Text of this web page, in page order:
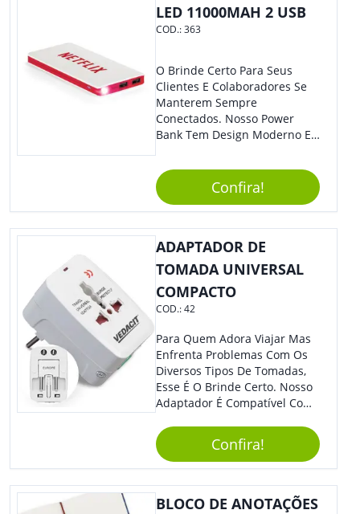
LED 11000MAH 2 USB
COD.:363
O Brinde Certo Para Seus
Clientes E Colaboradores Se
Manterem Sempre
Conectados. Nosso Power
Bank Tem Design Moderno E
Na Bolsa Ou Na Mochila.
Compatível Com Diversos
Aparelhos, O Brinde É Super
Eficiente E Ágil, Ideal Para
Quem Busca Praticidade No
Dia A Dia. Personalize-O Com
Sua Marca E Tenha Ainda
Mais Destaque Em Eventos E
Feiras De Negócios.
Confira!
ADAPTADOR DE
TOMADA UNIVERSAL
COMPACTO
COD.:42
Para Quem Adora Viajar Mas
Enfrenta Problemas Com Os
Diversos Tipos De Tomadas,
Esse É O Brinde Certo. Nosso
Adaptador É Compatível Com
Diferentes Países E Com
Todas As Tensões. Em
Tamanho Compacto, É
Perfeito Para Carregar Na
Bolsa Ou Na Mochila. É A
Confira!
BLOCO DE ANOTAÇÕES